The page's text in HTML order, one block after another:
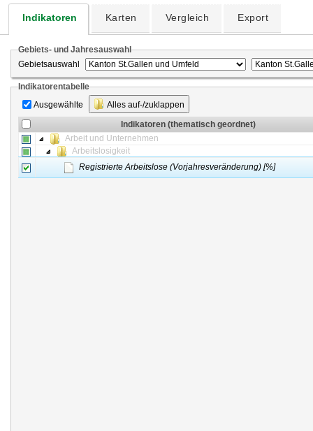
Indikatoren Karten Vergleich Export
Gebiets- und Jahresauswahl
Gebietsauswahl
Indikatorentabelle
Ausgewählte
Alles auf-/zuklappen
Indikatoren (thematisch geordnet)
Arbeit und Unternehmen
Arbeitslosigkeit
Registrierte Arbeitslose (Vorjahresveränderung) [%]